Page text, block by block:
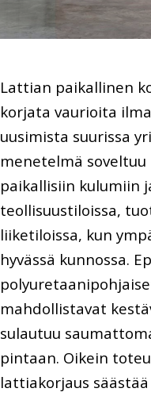
Lattian paikallinen
korjata vaurioita
uusimista suurissa
menetelmä
paikallisiin kulumiin
teollisuustiloissa,
liiketiloissa, kun
hyvässä kunnossa.
mahdollistavat
sulautuu
pintaan. Oikein
lattiakorjaus